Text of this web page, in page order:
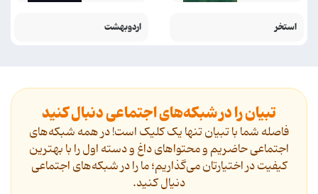
استخر اردوبهشت
تبیان را در شبکه‌های اجتماعی دنبال کنید
فاصله شما با تبیان تنها یک کلیک است! در همه شبکه‌های
اجتماعی حاضریم و محتواهای داغ و دسته اول را با بهترین
کیفیت در اختیارتان می‌گذاریم؛ ما را در شبکه‌های اجتماعی
دنیال کنید.